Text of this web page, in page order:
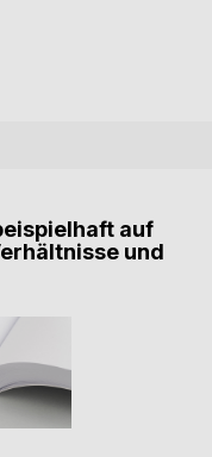
auf
und